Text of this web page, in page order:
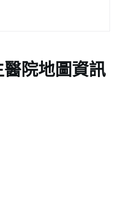
院地圖資訊